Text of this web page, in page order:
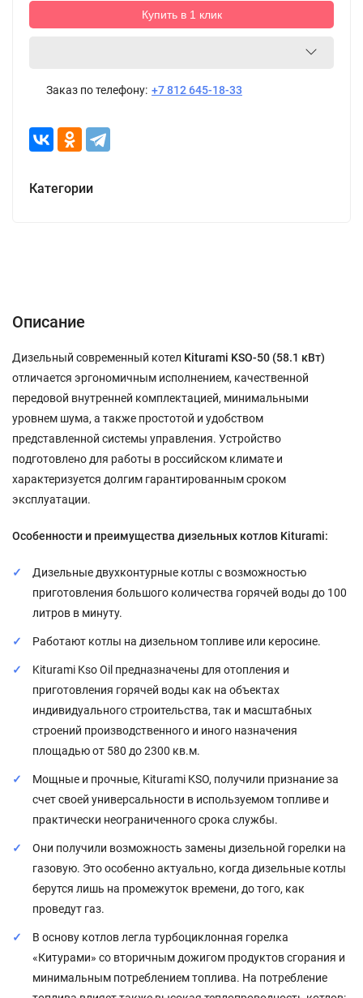
Купить в 1 клик
Заказ по телефону: +7 812 645-18-33
Категории
Описание
Дизельный современный котел Kiturami KSO-50 (58.1 кВт)
отличается эргономичным исполнением, качественной
передовой внутренней комплектацией, минимальными
уровнем шума, а также простотой и удобством
представленной системы управления. Устройство
подготовлено для работы в российском климате и
характеризуется долгим гарантированным сроком
эксплуатации.
Особенности и преимущества дизельных котлов Kiturami:
Дизельные двухконтурные котлы с возможностью
приготовления большого количества горячей воды до 100
литров в минуту.
Работают котлы на дизельном топливе или керосине.
Kiturami Kso Oil предназначены для отопления и
приготовления горячей воды как на объектах
индивидуального строительства, так и масштабных
строений производственного и иного назначения
площадью от 580 до 2300 кв.м.
Мощные и прочные, Kiturami KSO, получили признание за
счет своей универсальности в используемом топливе и
практически неограниченного срока службы.
Они получили возможность замены дизельной горелки на
газовую. Это особенно актуально, когда дизельные котлы
берутся лишь на промежуток времени, до того, как
проведут газ.
В основу котлов легла турбоциклонная горелка
«Китурами» со вторичным дожигом продуктов сгорания и
минимальным потреблением топлива. На потребление